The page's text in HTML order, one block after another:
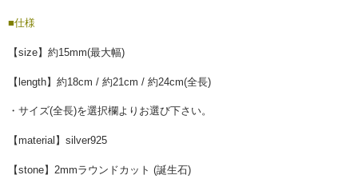
■仕様
【size】約15mm(最大幅)
【length】約18cm / 約21cm / 約24cm(全長)
・サイズ(全長)を選択欄よりお選び下さい。
【material】silver925
【stone】2mmラウンドカット (誕生石)